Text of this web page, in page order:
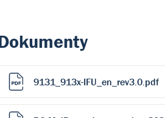
9131_913x-IFU_en_rev3.0.pdf